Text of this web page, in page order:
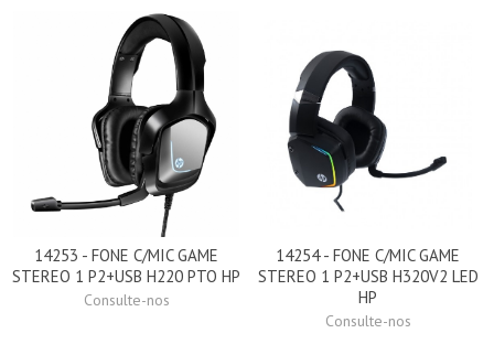
14253 - FONE C/MIC GAME
STEREO 1 P2+USB H220 PTO HP
Consulte-nos
14254 - FONE C/MIC GAME
STEREO 1 P2+USB H320V2 LED
HP
Consulte-nos